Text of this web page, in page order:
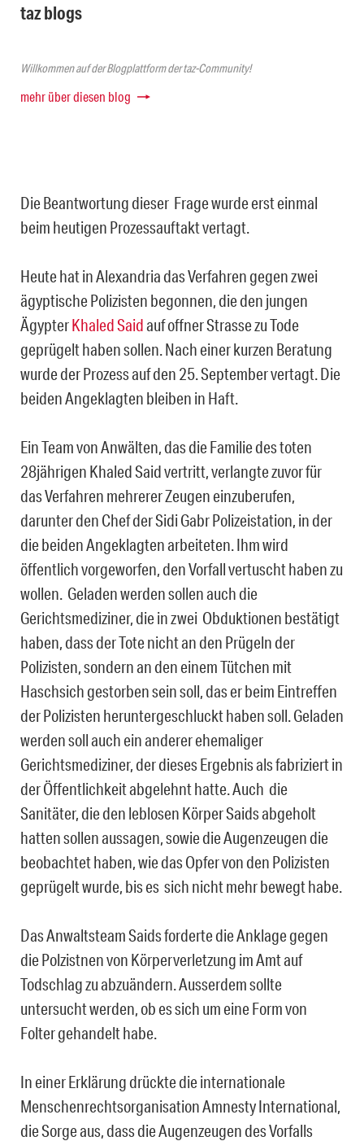
taz blogs
Willkommen auf der Blogplattform der taz-Community!
mehr über diesen blog
Die Beantwortung dieser Frage wurde erst einmal
beim heutigen Prozessauftakt vertagt.
Heute hat in Alexandria das Verfahren gegen zwei
ägyptische Polizisten begonnen, die den jungen
ÄgypterKhaled Saidauf offner Strasse zu Tode
geprügelt haben sollen. Nach einer kurzen Beratung
wurde der Prozess auf den 25. September vertagt. Die
beiden Angeklagten bleiben in Haft.
Ein Team von Anwälten, das die Familie des toten
28jährigen Khaled Said vertritt, verlangte zuvor für
das Verfahren mehrerer Zeugen einzuberufen,
darunter den Chef der Sidi Gabr Polizeistation, in der
die beiden Angeklagten arbeiteten. Ihm wird
öffentlich vorgeworfen, den Vorfall vertuscht haben zu
wollen. Geladen werden sollen auch die
Gerichtsmediziner, die in zwei Obduktionen bestätigt
haben, dass der Tote nicht an den Prügeln der
Polizisten, sondern an den einem Tütchen mit
Haschsich gestorben sein soll, das er beim Eintreffen
der Polizisten heruntergeschluckt haben soll. Geladen
werden soll auch ein anderer ehemaliger
Gerichtsmediziner, der dieses Ergebnis als fabriziert in
der Öffentlichkeit abgelehnt hatte. Auch die
Sanitäter, die den leblosen Körper Saids abgeholt
hatten sollen aussagen, sowie die Augenzeugen die
beobachtet haben, wie das Opfer von den Polizisten
geprügelt wurde, bis es sich nicht mehr bewegt habe.
Das Anwaltsteam Saids forderte die Anklage gegen
die Polzistnen von Körperverletzung im Amt auf
Todschlag zu abzuändern. Ausserdem sollte
untersucht werden, ob es sich um eine Form von
Folter gehandelt habe.
In einer Erklärung drückte die internationale
Menschenrechtsorganisation Amnesty International,
die Sorge aus, dass die Augenzeugen des Vorfalls